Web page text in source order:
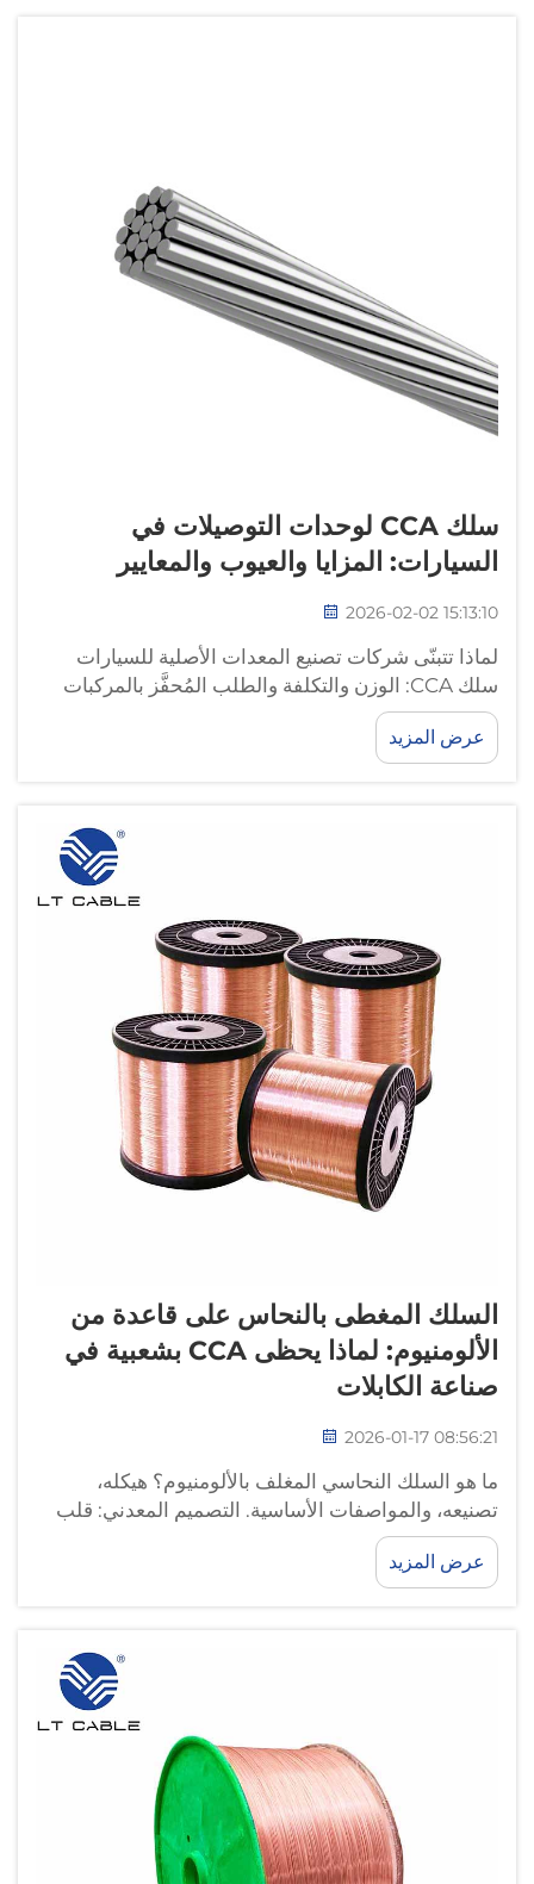
سلك CCA لوحدات التوصيلات في
السيارات: المزايا والعيوب والمعايير
2026-02-02 15:13:10
لماذا تتبنّى شركات تصنيع المعدات الأصلية للسيارات
سلك CCA: الوزن والتكلفة والطلب المُحفَّز بالمركبات
الكهربائية. ضغوط بنية المركبات الكهربائية: كيف تُسرّع
خفّة الوزن وأهداف خفض تكلفة الأنظمة اعتماد سلك
CCA. وتواجه صناعة المركبات الكهربائية حاليًّا تحديين
عرض المزيد
السلك المغطى بالنحاس على قاعدة من
الألومنيوم: لماذا يحظى CCA بشعبية في
صناعة الكابلات
2026-01-17 08:56:21
ما هو السلك النحاسي المغلف بالألومنيوم؟ هيكله،
تصنيعه، والمواصفات الأساسية. التصميم المعدني: قلب
من الألومنيوم مع طلاء نحاسي كهربائي أو مدرفل. يتكوّن
سلك CCA باختصار من قلب ألومنيوم ملفوف...
عرض المزيد